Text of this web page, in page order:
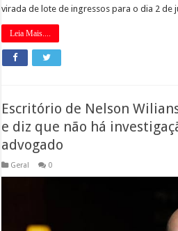
virada de lote de ingressos para o dia 2 de
Leia Mais....
Escritório de Nelson
e diz que não há
advogado
Geral 0